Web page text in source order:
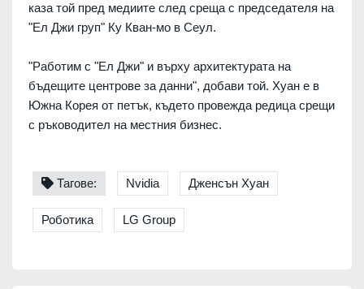
каза той пред медиите след среща с председателя на
"Ел Джи груп" Ку Кван-мо в Сеул.
"Работим с "Ел Джи" и върху архитектурата на
бъдещите центрове за данни", добави той. Хуан е в
Южна Корея от петък, където провежда редица срещи
с ръководител на местния бизнес.
Тагове: Nvidia Дженсън Хуан
Роботика LG Group